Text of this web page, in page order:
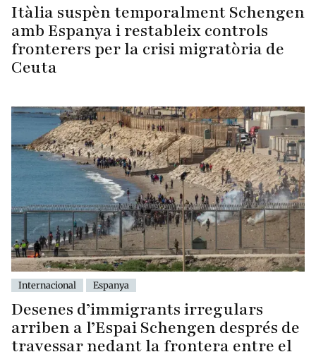
Itàlia suspèn temporalment Schengen
amb Espanya i restableix controls
fronterers per la crisi migratòria de
Ceuta
Internacional Espanya
Desenes d’immigrants irregulars
arriben a l’Espai Schengen després de
travessar nedant la frontera entre el